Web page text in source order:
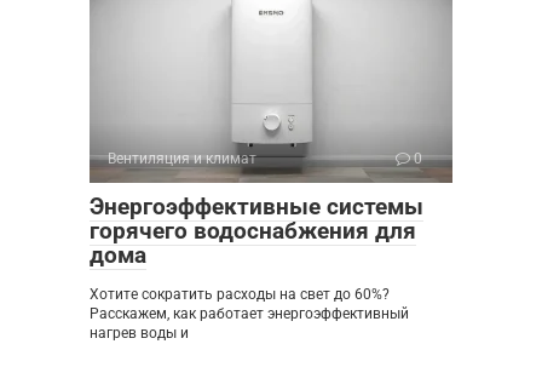
Вентиляция и климат 0
Энергоэффективные системы
горячего водоснабжения для
дома
Хотите сократить расходы на свет до 60%?
Расскажем, как работает энергоэффективный
нагрев воды и